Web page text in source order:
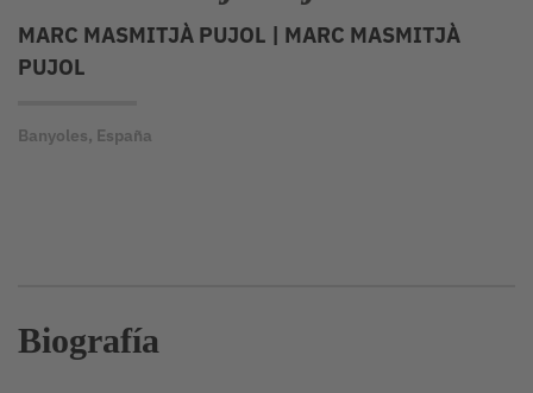
MARC MASMITJÀ PUJOL | MARC MASMITJÀ
PUJOL
Banyoles, España
Biografía